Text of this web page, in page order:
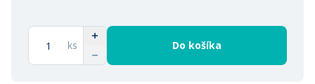
ks Do košíka